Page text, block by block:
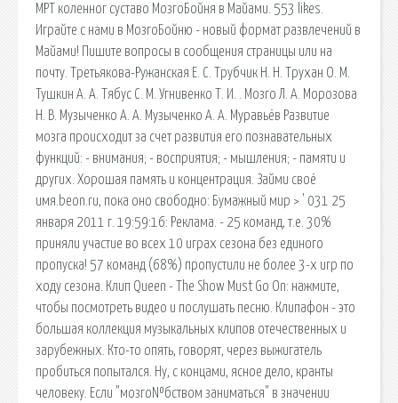
МРТ коленног суставо МозгоБойня в Майами. 553 likes.
Играйте с нами в МозгоБойню - новый формат развлечений в
Майами! Пишите вопросы в сообщения страницы или на
почту. Третьякова-Ружанская Е. С. Трубчик Н. Н. Трухан О. М.
Тушкин А. А. Тябус С. М. Угнивенко Т. И. . Мозго Л. А. Морозова
Н. В. Музыченко А. А. Музыченко А. А. Муравьёв Развитие
мозга происходит за счет развития его познавательных
функций: - внимания; - восприятия; - мышления; - памяти и
других. Хорошая память и концентрация. Займи своё
имя.beon.ru, пока оно свободно: Бумажный мир > ' 031 25
января 2011 г. 19:59:16: Реклама. - 25 команд, т.е. 30%
приняли участие во всех 10 играх сезона без единого
пропуска! 57 команд (68%) пропустили не более 3-х игр по
ходу сезона. Клип Queen - The Show Must Go On: нажмите,
чтобы посмотреть видео и послушать песню. Клипафон - это
большая коллекция музыкальных клипов отечественных и
зарубежных. Кто-то опять, говорят, через выжигатель
пробиться попытался. Ну, с концами, ясное дело, кранты
человеку. Если "мозго№бством заниматься" в значении